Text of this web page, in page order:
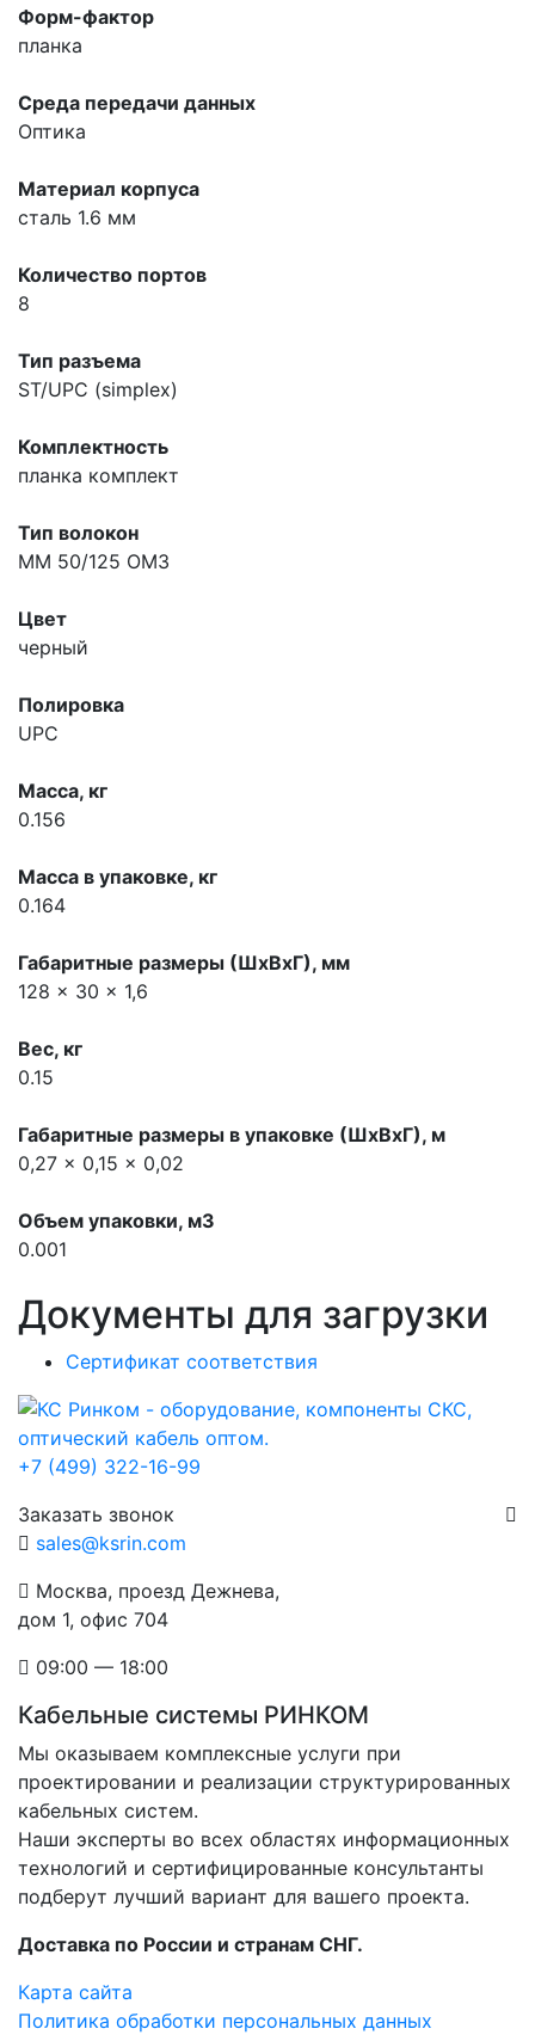
Форм-фактор
планка
Среда передачи данных
Оптика
Материал корпуса
сталь 1.6 мм
Количество портов
8
Тип разъема
ST/UPC (simplex)
Комплектность
планка комплект
Тип волокон
MM 50/125 OM3
Цвет
черный
Полировка
UPC
Масса, кг
0.156
Масса в упаковке, кг
0.164
Габаритные размеры (ШхВхГ), мм
128 x 30 x 1,6
Вес, кг
0.15
Габаритные размеры в упаковке (ШхВхГ), м
0,27 x 0,15 x 0,02
Объем упаковки, м3
0.001
Документы для загрузки
Сертификат соответствия
+7 (499) 322-16-99
Заказать звонок
sales@ksrin.com
Москва, проезд Дежнева,
дом 1, офис 704
09:00 — 18:00
Кабельные системы РИНКОМ
Мы оказываем комплексные услуги при
проектировании и реализации структурированных
кабельных систем.
Наши эксперты во всех областях информационных
технологий и сертифицированные консультанты
подберут лучший вариант для вашего проекта.
Доставка по России и странам СНГ.
Карта сайта
Политика обработки персональных данных